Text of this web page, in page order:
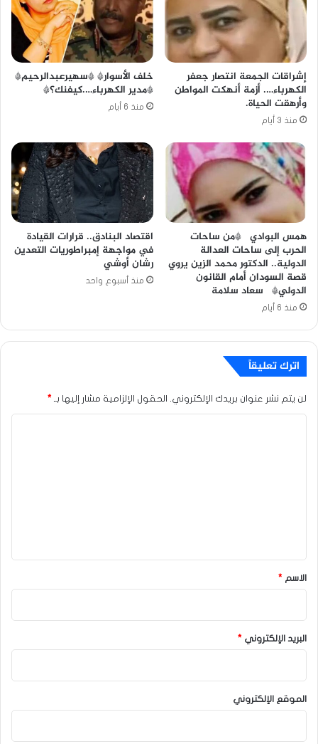
إشراقات الجمعة انتصار جعفر
الكهرباء…. أزمة أنهكت المواطن
وأرهقت الحياة.
منذ 3 أيام
خلف الأسوار* *سهيرعبدالرحيم*
*مدير الكهرباء….كيفنك؟*
منذ 6 أيام
همس البوادي *من ساحات
الحرب إلى ساحات العدالة
الدولية.. الدكتور محمد الزين يروي
قصة السودان أمام القانون
الدولي* سعاد سلامة
منذ 6 أيام
اقتصاد البنادق.. قرارات القيادة
في مواجهة إمبراطوريات التعدين
رشان أوشي
منذ أسبوع واحد
اترك تعليقاً
لن يتم نشر عنوان بريدك الإلكتروني. الحقول الإلزامية مشار إليها بـ *
*الاسم *
البريد الإلكتروني *
الموقع الإلكتروني